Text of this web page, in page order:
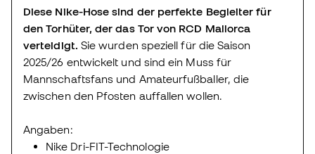
Diese Nike-Hose sind der perfekte Begleiter für
den Torhüter, der das Tor von RCD Mallorca
verteidigt. Sie wurden speziell für die Saison
2025/26 entwickelt und sind ein Muss für
Mannschaftsfans und Amateurfußballer, die
zwischen den Pfosten auffallen wollen.
Angaben:
Nike Dri-FIT-Technologie